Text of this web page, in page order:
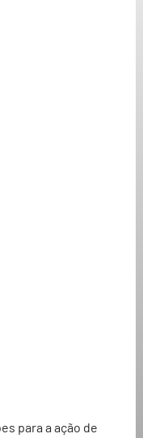
para a ação de